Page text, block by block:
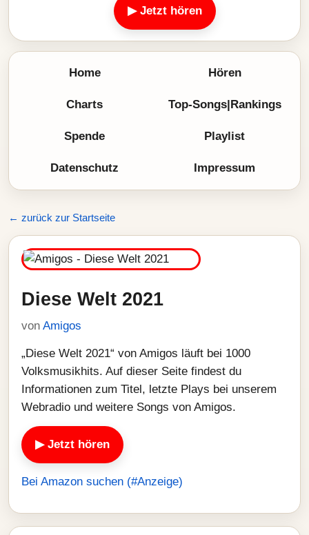
▶ Jetzt hören
Home Hören
Charts Top-Songs|Rankings
Spende Playlist
Datenschutz Impressum
← zurück zur Startseite
Diese Welt 2021
von Amigos
„Diese Welt 2021“ von Amigos läuft bei 1000
Volksmusikhits. Auf dieser Seite findest du
Informationen zum Titel, letzte Plays bei unserem
Webradio und weitere Songs von Amigos.
▶ Jetzt hören
Bei Amazon suchen (#Anzeige)